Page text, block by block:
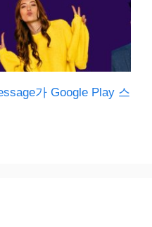
가 Google Play 스